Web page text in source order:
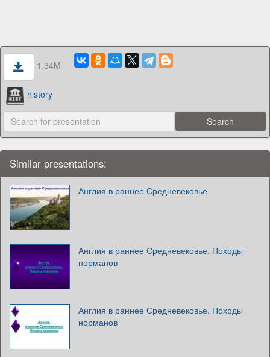
1.34M
history
Similar presentations:
Англия в раннее Средневековье
Англия в раннее Средневековье. Походы
норманов
Англия в раннее Средневековье. Походы
норманов